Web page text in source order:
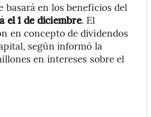
basará en los beneficios del
el 1 de diciembre. El
en concepto de dividendos
según informó la
en intereses sobre el